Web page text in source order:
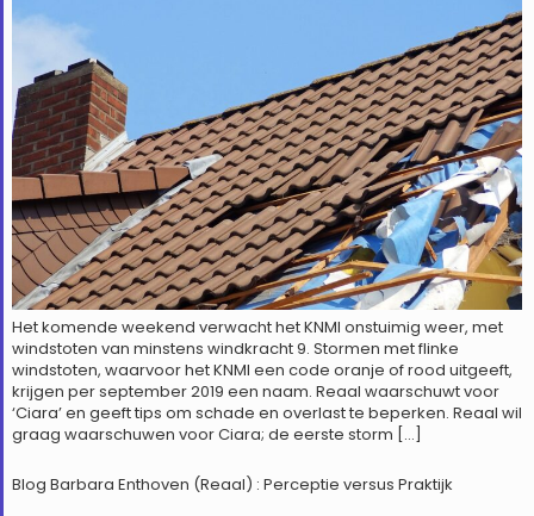
Het komende weekend verwacht het KNMI onstuimig weer, met
windstoten van minstens windkracht 9. Stormen met flinke
windstoten, waarvoor het KNMI een code oranje of rood uitgeeft,
krijgen per september 2019 een naam. Reaal waarschuwt voor
‘Ciara’ en geeft tips om schade en overlast te beperken. Reaal wil
graag waarschuwen voor Ciara; de eerste storm […]
Blog Barbara Enthoven (Reaal) : Perceptie versus Praktijk